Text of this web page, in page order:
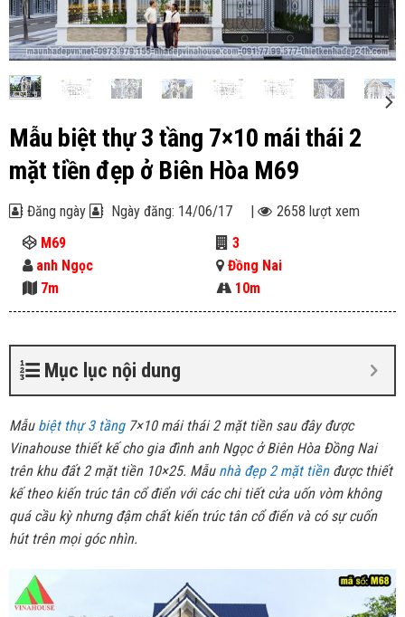
Mẫu biệt thự 3 tầng 7×10 mái thái 2
mặt tiền đẹp ở Biên Hòa M69
Đăng ngày Ngày đăng: 14/06/17 |
2658 lượt xem
M69
3
anh Ngọc
Đồng Nai
7m
10m
Mục lục nội dung
Mẫu biệt thự 3 tầng7×10 mái thái 2 mặt tiền sau đây được
Vinahouse thiết kế cho gia đình anh Ngọc ở Biên Hòa Đồng Nai
trên khu đất 2 mặt tiền 10×25. Mẫu nhà đẹp 2 mặt tiềnđược thiết
kế theo kiến trúc tân cổ điển với các chi tiết cửa uốn vòm không
quá cầu kỳ nhưng đậm chất kiến trúc tân cổ điển và có sự cuốn
hút trên mọi góc nhìn.